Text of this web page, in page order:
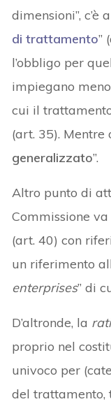
dimensioni”, c’è
di trattamento”
l’obbligo per
impiegano
cui il
(art. 35). Mentre
generalizzato”.
Altro punto di
Commissione
(art. 40) con
un riferimento
enterprises” di
D’altronde, la
proprio nel
univoco per
del trattamento,